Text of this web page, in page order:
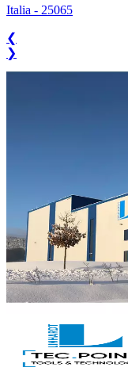
Italia - 25065
❮
❯